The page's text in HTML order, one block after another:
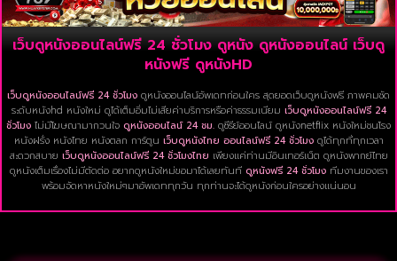
เว็บดูหนังออนไลน์ฟรี 24 ชั่วโมง ดูหนัง ดูหนังออนไลน์ เว็บดู
หนังฟรี ดูหนังHD
เว็บดูหนังออนไลน์ฟรี 24 ชั่วโมง ดูหนังออนไลน์อัพเดทก่อนใคร สุดยอดเว็บดูหนังฟรี ภาพคมชัด
ระดับหนังhd หนังใหม่ ดูได้เต็มอิ่มไม่เสียค่าบริการหรือค่าธรรมเนียม เว็บดูหนังออนไลน์ฟรี 24
ชั่วโมง ไม่มีโฆษณามากวนใจ ดูหนังออนไลน์ 24 ชม. ดูซีรีย์ออนไลน์ ดูหนังnetflix หนังใหม่ชนโรง
หนังฝรั่ง หนังไทย หนังตลก การ์ตูน เว็บดูหนังไทย ออนไลน์ฟรี 24 ชั่วโมง ดูได้ทุกที่ทุกเวลา
สะดวกสบาย เว็บดูหนังออนไลน์ฟรี 24 ชั่วโมงไทย เพียงแค่ท่านมีอินเทอร์เน็ต ดูหนังพากย์ไทย
ดูหนังเต็มเรื่องไม่มีตัดต่อ อยากดูหนังใหม่ขอมาได้เลยทันที ดูหนังฟรี 24 ชั่วโมงทีมงานของเรา
พร้อมจัดหาหนังใหม่ๆมาอัพเดททุกวัน ทุกท่านจะได้ดูหนังก่อนใครอย่างแน่นอน